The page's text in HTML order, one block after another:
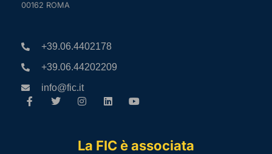
00162 ROMA
+39.06.4402178
+39.06.44202209
info@fic.it
La FIC è associata